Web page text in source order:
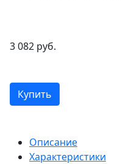
3 082 руб.
Купить
Описание
Характеристики